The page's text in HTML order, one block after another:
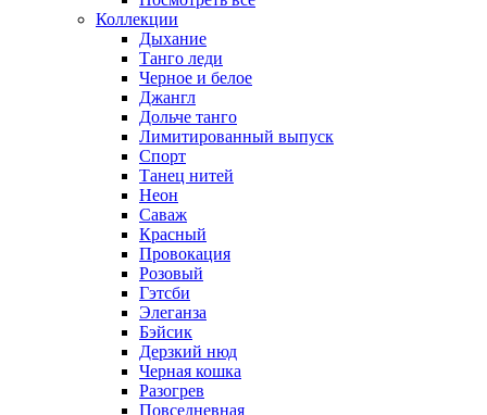
Коллекции
Дыхание
Танго леди
Черное и белое
Джангл
Дольче танго
Лимитированный выпуск
Спорт
Танец нитей
Неон
Саваж
Красный
Провокация
Розовый
Гэтсби
Элеганза
Бэйсик
Дерзкий нюд
Черная кошка
Разогрев
Повседневная